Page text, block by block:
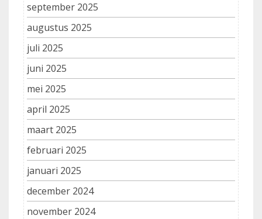
september 2025
augustus 2025
juli 2025
juni 2025
mei 2025
april 2025
maart 2025
februari 2025
januari 2025
december 2024
november 2024